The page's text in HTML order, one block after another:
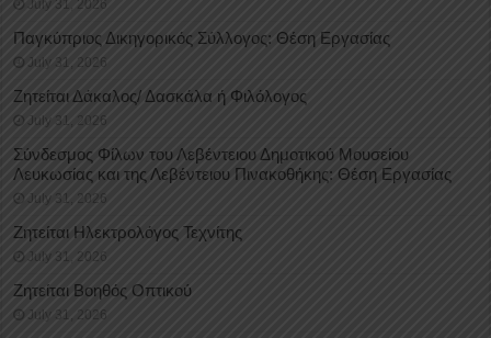
July 31, 2026
Παγκύπριος Δικηγορικός Σύλλογος: Θέση Εργασίας
July 31, 2026
Ζητείται Δάκαλος/ Δασκάλα ή Φιλόλογος
July 31, 2026
Σύνδεσμος Φίλων του Λεβέντειου Δημοτικού Μουσείου
Λευκωσίας και της Λεβέντειου Πινακοθήκης: Θέση Εργασίας
July 31, 2026
Ζητείται Ηλεκτρολόγος Τεχνίτης
July 31, 2026
Ζητείται Βοηθός Οπτικού
July 31, 2026